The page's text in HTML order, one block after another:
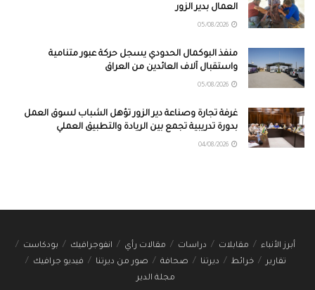
العمال بدير الزور
منفذ البوكمال الحدودي يسجل حركة عبور متنامية
واستقبال آلاف العائدين من العراق
غرفة تجارة وصناعة دير الزور تؤهل الشباب لسوق العمل
بدورة تدريبية تجمع بين الريادة والتطبيق العملي
أبرز الأنباء مقابلات دراسات مقالات رأي انفوجرافيك
بودكاست
تقارير
خرائط ديرتنا صحافة صور من ديرتنا
فيديو جرافيك
مجلة الدير